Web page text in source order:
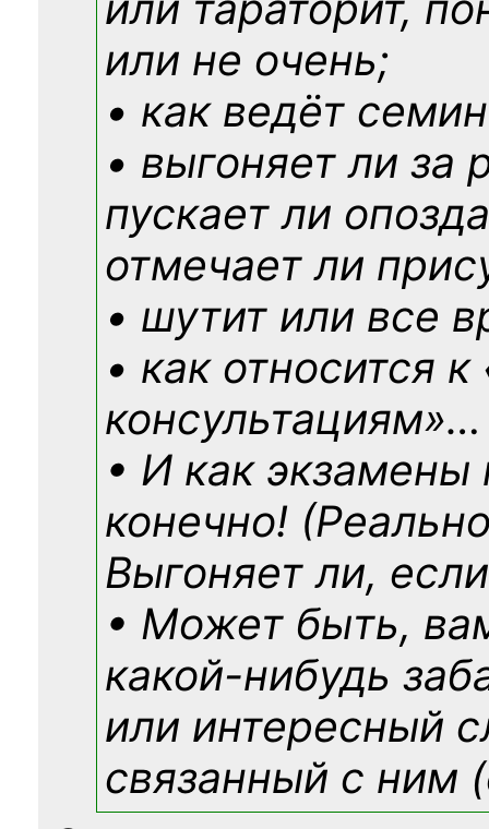
или не очень;
• как ведёт
• выгоняет ли за
пускает ли
отмечает ли
• шутит или все
• как относится
консультациям»…
• И как экзамены
конечно!
Выгоняет ли,
• Может быть,
какой-нибудь
или интересный
связанный с ним